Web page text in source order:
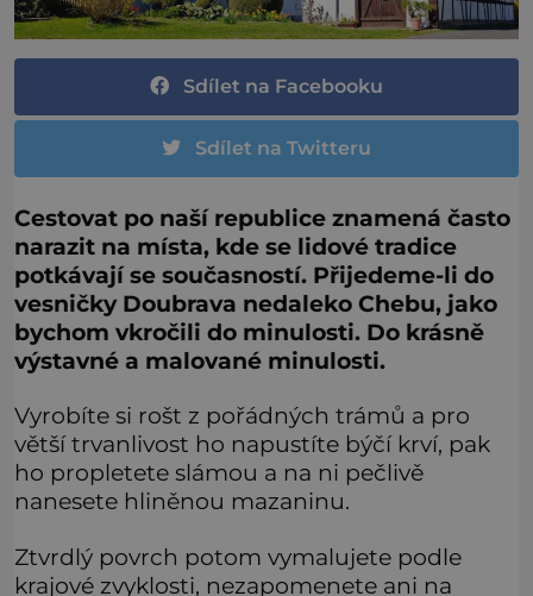
Sdílet na Facebooku
Sdílet na Twitteru
Cestovat po naší republice znamená často
narazit na místa, kde se lidové tradice
potkávají se současností. Přijedeme-li do
vesničky Doubrava nedaleko Chebu, jako
bychom vkročili do minulosti. Do krásně
výstavné a malované minulosti.
Vyrobíte si rošt z pořádných trámů a pro
větší trvanlivost ho napustíte býčí krví, pak
ho propletete slámou a na ni pečlivě
nanesete hliněnou mazaninu.
Ztvrdlý povrch potom vymalujete podle
krajové zvyklosti, nezapomenete ani na